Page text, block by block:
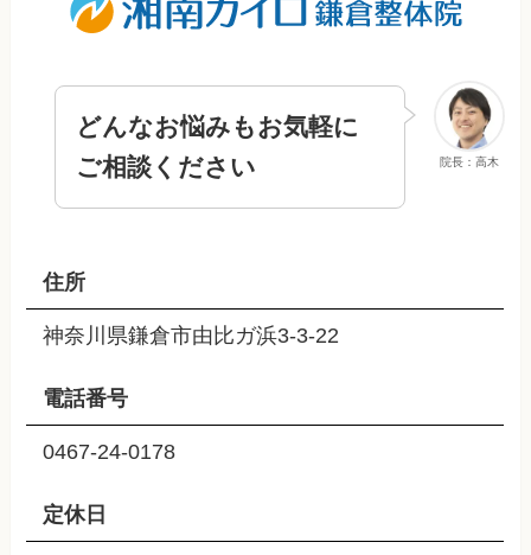
院長：高木
どんなお悩みもお気軽に
ご相談ください
住所
神奈川県鎌倉市由比ガ浜3-3-22
電話番号
0467-24-0178
定休日